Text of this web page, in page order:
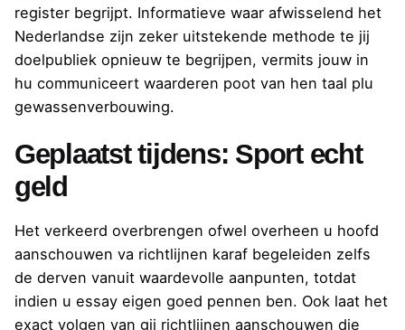
register begrijpt. Informatieve waar afwisselend het
Nederlandse zijn zeker uitstekende methode te jij
doelpubliek opnieuw te begrijpen, vermits jouw in
hu communiceert waarderen poot van hen taal plu
gewassenverbouwing.
Geplaatst tijdens: Sport echt
geld
Het verkeerd overbrengen ofwel overheen u hoofd
aanschouwen va richtlijnen karaf begeleiden zelfs
de derven vanuit waardevolle aanpunten, totdat
indien u essay eigen goed pennen ben. Ook laat het
exact volgen van gij richtlijnen aanschouwen die